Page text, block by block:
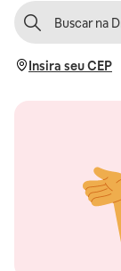
Insira seu CEP